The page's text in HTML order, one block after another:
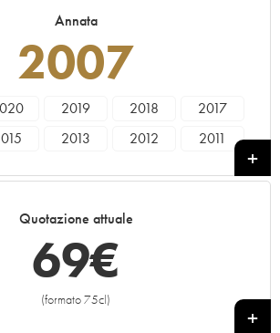
Annata
2007
2019 2018
2017
2013 2012
2011
Quotazione attuale
69€
(formato 75cl)
+